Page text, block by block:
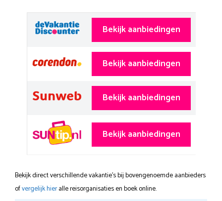
Bekijk aanbiedingen
Bekijk aanbiedingen
Bekijk aanbiedingen
Bekijk aanbiedingen
Bekijk direct verschillende vakantie's bij bovengenoemde aanbieders
ofvergelijk hieralle reisorganisaties en boek online.